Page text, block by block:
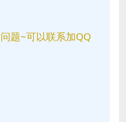
题~可以联系加QQ